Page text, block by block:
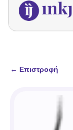
← Επιστροφή